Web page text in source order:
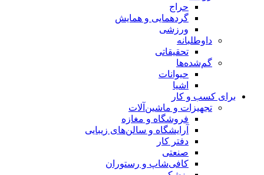
حراج
گردهمایی و همایش
ورزشی
داوطلبانه
تحقیقاتی
گم‌شده‌ها
حیوانات
اشیا
برای کسب و کار
تجهیزات و ماشین‌آلات
فروشگاه و مغازه
آرایشگاه و سالن‌های زیبایی
دفتر کار
صنعتی
کافی‌شاپ و رستوران